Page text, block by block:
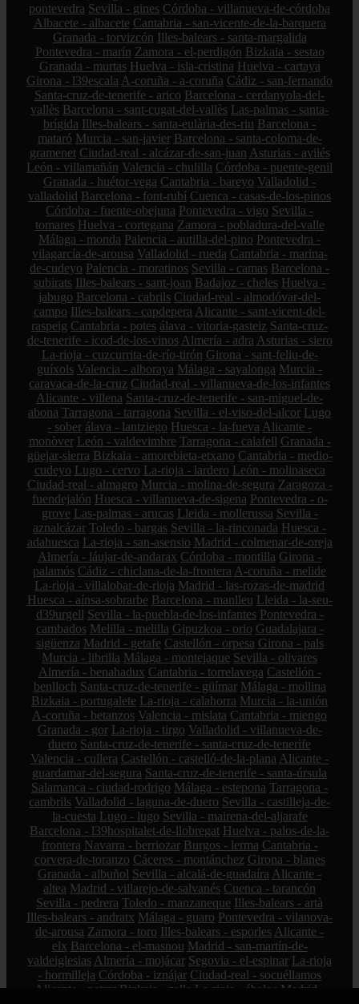
pontevedra Sevilla - gines Córdoba - villanueva-de-córdoba
Albacete - albacete Cantabria - san-vicente-de-la-barquera
Granada - torvizcón Illes-balears - santa-margalida
Pontevedra - marín Zamora - el-perdigón Bizkaia - sestao
Granada - murtas Huelva - isla-cristina Huelva - cartaya
Girona - l39escala A-coruña - a-coruña Cádiz - san-fernando
Santa-cruz-de-tenerife - arico Barcelona - cerdanyola-del-
vallès Barcelona - sant-cugat-del-vallès Las-palmas - santa-
brígida Illes-balears - santa-eulària-des-riu Barcelona -
mataró Murcia - san-javier Barcelona - santa-coloma-de-
gramenet Ciudad-real - alcázar-de-san-juan Asturias - avilés
León - villamañán Valencia - chulilla Córdoba - puente-genil
Granada - huétor-vega Cantabria - bareyo Valladolid -
valladolid Barcelona - font-rubí Cuenca - casas-de-los-pinos
Córdoba - fuente-obejuna Pontevedra - vigo Sevilla -
tomares Huelva - cortegana Zamora - pobladura-del-valle
Málaga - monda Palencia - autilla-del-pino Pontevedra -
vilagarcía-de-arousa Valladolid - rueda Cantabria - marina-
de-cudeyo Palencia - moratinos Sevilla - camas Barcelona -
subirats Illes-balears - sant-joan Badajoz - cheles Huelva -
jabugo Barcelona - cabrils Ciudad-real - almodóvar-del-
campo Illes-balears - capdepera Alicante - sant-vicent-del-
raspeig Cantabria - potes álava - vitoria-gasteiz Santa-cruz-
de-tenerife - icod-de-los-vinos Almería - adra Asturias - siero
La-rioja - cuzcurrita-de-río-tirón Girona - sant-feliu-de-
guíxols Valencia - alboraya Málaga - sayalonga Murcia -
caravaca-de-la-cruz Ciudad-real - villanueva-de-los-infantes
Alicante - villena Santa-cruz-de-tenerife - san-miguel-de-
abona Tarragona - tarragona Sevilla - el-viso-del-alcor Lugo
- sober álava - lantziego Huesca - la-fueva Alicante -
monòver León - valdevimbre Tarragona - calafell Granada -
güejar-sierra Bizkaia - amorebieta-etxano Cantabria - medio-
cudeyo Lugo - cervo La-rioja - lardero León - molinaseca
Ciudad-real - almagro Murcia - molina-de-segura Zaragoza -
fuendejalón Huesca - villanueva-de-sigena Pontevedra - o-
grove Las-palmas - arucas Lleida - mollerussa Sevilla -
aznalcázar Toledo - bargas Sevilla - la-rinconada Huesca -
adahuesca La-rioja - san-asensio Madrid - colmenar-de-oreja
Almería - láujar-de-andarax Córdoba - montilla Girona -
palamós Cádiz - chiclana-de-la-frontera A-coruña - melide
La-rioja - villalobar-de-rioja Madrid - las-rozas-de-madrid
Huesca - aínsa-sobrarbe Barcelona - manlleu Lleida - la-seu-
d39urgell Sevilla - la-puebla-de-los-infantes Pontevedra -
cambados Melilla - melilla Gipuzkoa - orio Guadalajara -
sigüenza Madrid - getafe Castellón - orpesa Girona - pals
Murcia - librilla Málaga - montejaque Sevilla - olivares
Almería - benahadux Cantabria - torrelavega Castellón -
benlloch Santa-cruz-de-tenerife - güímar Málaga - mollina
Bizkaia - portugalete La-rioja - calahorra Murcia - la-unión
A-coruña - betanzos Valencia - mislata Cantabria - miengo
Granada - gor La-rioja - tirgo Valladolid - villanueva-de-
duero Santa-cruz-de-tenerife - santa-cruz-de-tenerife
Valencia - cullera Castellón - castelló-de-la-plana Alicante -
guardamar-del-segura Santa-cruz-de-tenerife - santa-úrsula
Salamanca - ciudad-rodrigo Málaga - estepona Tarragona -
cambrils Valladolid - laguna-de-duero Sevilla - castilleja-de-
la-cuesta Lugo - lugo Sevilla - mairena-del-aljarafe
Barcelona - l39hospitalet-de-llobregat Huelva - palos-de-la-
frontera Navarra - berriozar Burgos - lerma Cantabria -
corvera-de-toranzo Cáceres - montánchez Girona - blanes
Granada - albuñol Sevilla - alcalá-de-guadaíra Alicante -
altea Madrid - villarejo-de-salvanés Cuenca - tarancón
Sevilla - pedrera Toledo - manzaneque Illes-balears - artà
Illes-balears - andratx Málaga - guaro Pontevedra - vilanova-
de-arousa Zamora - toro Illes-balears - esporles Alicante -
elx Barcelona - el-masnou Madrid - san-martín-de-
valdeiglesias Almería - mojácar Segovia - el-espinar La-rioja
- hormilleja Córdoba - iznájar Ciudad-real - socuéllamos
Alicante - petrer Bizkaia - zalla La-rioja - ábalos Madrid -